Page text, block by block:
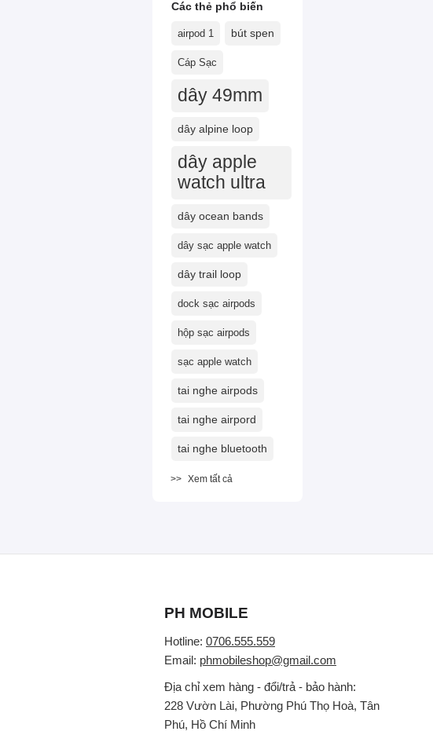
Các thẻ phổ biến
airpod 1 bút spen
Cáp Sạc
dây 49mm
dây alpine loop
dây apple
watch ultra
dây ocean bands
dây sạc apple watch
dây trail loop
dock sạc airpods
hộp sạc airpods
sạc apple watch
tai nghe airpods
tai nghe airpord
tai nghe bluetooth
Xem tất cả
PH MOBILE
Hotline: 0706.555.559
Email: phmobileshop@gmail.com
Địa chỉ xem hàng - đổi/trả - bảo hành:
228 Vườn Lài, Phường Phú Thọ Hoà, Tân
Phú, Hồ Chí Minh